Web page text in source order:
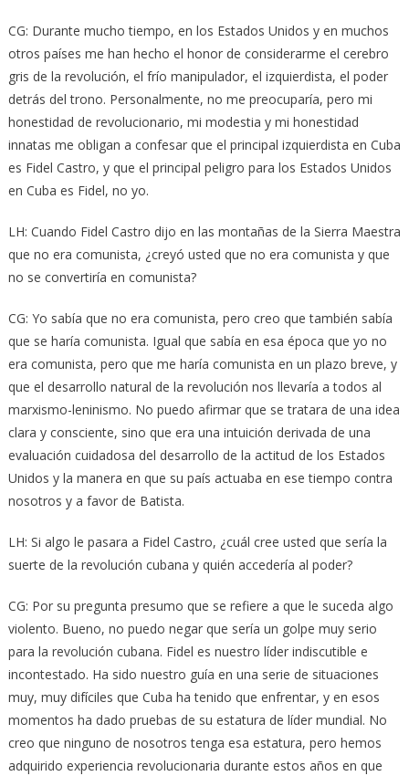
CG: Durante mucho tiempo, en los Estados Unidos y en muchos
otros países me han hecho el honor de considerarme el cerebro
gris de la revolución, el frío manipulador, el izquierdista, el poder
detrás del trono. Personalmente, no me preocuparía, pero mi
honestidad de revolucionario, mi modestia y mi honestidad
innatas me obligan a confesar que el principal izquierdista en Cuba
es Fidel Castro, y que el principal peligro para los Estados Unidos
en Cuba es Fidel, no yo.
LH: Cuando Fidel Castro dijo en las montañas de la Sierra Maestra
que no era comunista, ¿creyó usted que no era comunista y que
no se convertiría en comunista?
CG: Yo sabía que no era comunista, pero creo que también sabía
que se haría comunista. Igual que sabía en esa época que yo no
era comunista, pero que me haría comunista en un plazo breve, y
que el desarrollo natural de la revolución nos llevaría a todos al
marxismo-leninismo. No puedo afirmar que se tratara de una idea
clara y consciente, sino que era una intuición derivada de una
evaluación cuidadosa del desarrollo de la actitud de los Estados
Unidos y la manera en que su país actuaba en ese tiempo contra
nosotros y a favor de Batista.
LH: Si algo le pasara a Fidel Castro, ¿cuál cree usted que sería la
suerte de la revolución cubana y quién accedería al poder?
CG: Por su pregunta presumo que se refiere a que le suceda algo
violento. Bueno, no puedo negar que sería un golpe muy serio
para la revolución cubana. Fidel es nuestro líder indiscutible e
incontestado. Ha sido nuestro guía en una serie de situaciones
muy, muy difíciles que Cuba ha tenido que enfrentar, y en esos
momentos ha dado pruebas de su estatura de líder mundial. No
creo que ninguno de nosotros tenga esa estatura, pero hemos
adquirido experiencia revolucionaria durante estos años en que